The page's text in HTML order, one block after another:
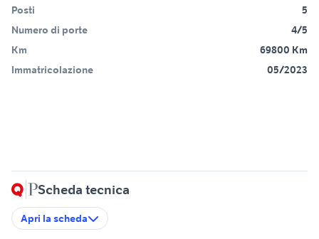
Posti
5
Numero di porte
4/5
Km
69800 Km
Immatricolazione
05/2023
Scheda tecnica
Apri la scheda